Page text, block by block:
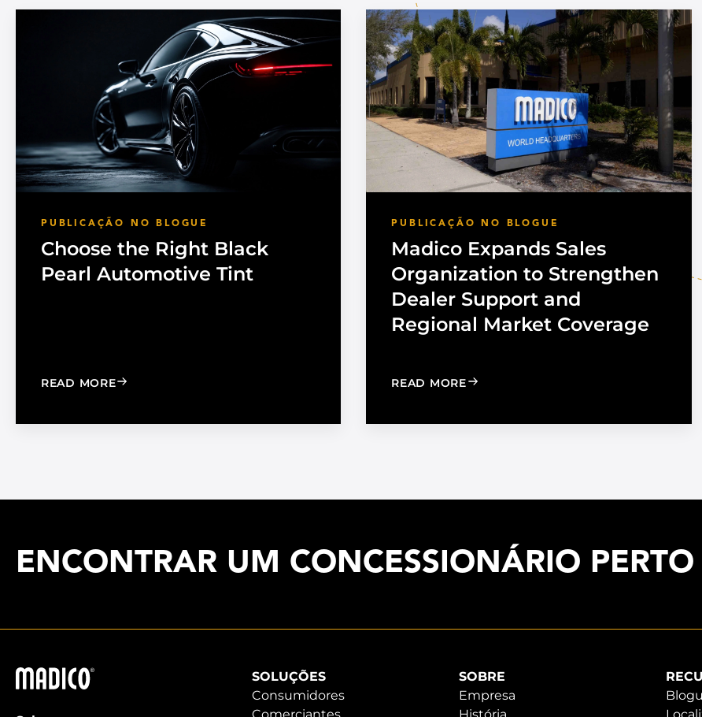
PUBLICAÇÃO NO BLOGUE
Choose the Right Black
Pearl Automotive Tint
READ MORE: CHOOSE THE RIGHT BLACK PEARL AUTOMOTIVE TINT
PUBLICAÇÃO NO BLOGUE
Madico Expands Sales
Organization to Strengthen
Dealer Support and
Regional Market Coverage
READ MORE: MADICO EXPANDS SALES
ENCONTRAR UM CONCESSIONÁRIO PERTO
Madico
SOLUÇÕES
Consumidores
SOBRE
Empresa